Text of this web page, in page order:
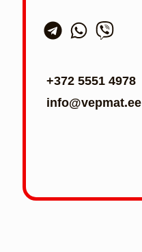
+372 5551 4978
info@vepmat.ee